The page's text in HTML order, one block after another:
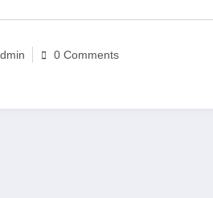
0 Comments